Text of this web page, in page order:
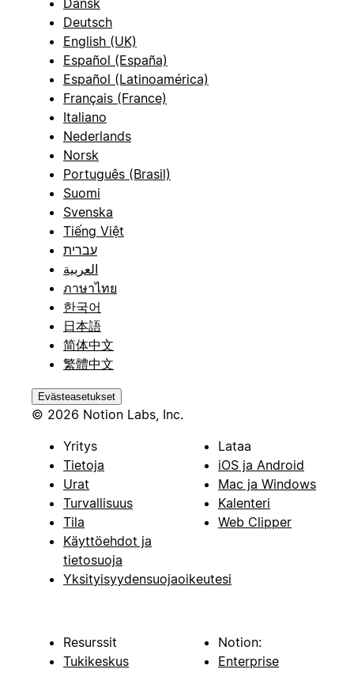
Dansk
Deutsch
English (UK)
Español (España)
Español (Latinoamérica)
Français (France)
Italiano
Nederlands
Norsk
Português (Brasil)
Suomi
Svenska
Tiếng Việt
עברית
العربية
ภาษาไทย
한국어
日本語
简体中文
繁體中文
Evästeasetukset
© 2026 Notion Labs, Inc.
Yritys
Tietoja
Urat
Turvallisuus
Tila
Käyttöehdot ja
tietosuoja
Yksityisyydensuojaoikeutesi
Lataa
iOS ja Android
Mac ja Windows
Kalenteri
Web Clipper
Resurssit
Tukikeskus
Notion:
Enterprise